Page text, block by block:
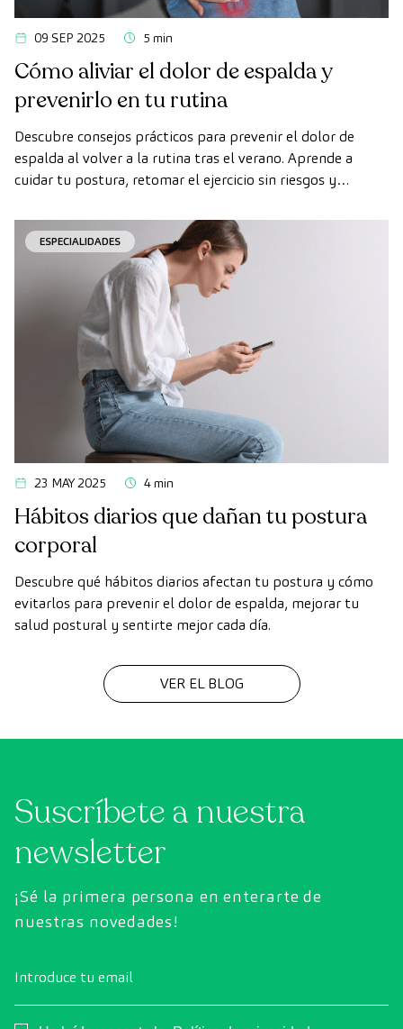
09 SEP 2025 5 min
Cómo aliviar el dolor de espalda y
prevenirlo en tu rutina
Descubre consejos prácticos para prevenir el dolor de
espalda al volver a la rutina tras el verano. Aprende a
cuidar tu postura, retomar el ejercicio sin riesgos y
ESPECIALIDADES
23 MAY 2025 4 min
Hábitos diarios que dañan tu postura
corporal
Descubre qué hábitos diarios afectan tu postura y cómo
evitarlos para prevenir el dolor de espalda, mejorar tu
salud postural y sentirte mejor cada día.
VER EL BLOG
Suscríbete a nuestra
newsletter
¡Sé la primera persona en enterarte de
nuestras novedades!
Introduce tu email